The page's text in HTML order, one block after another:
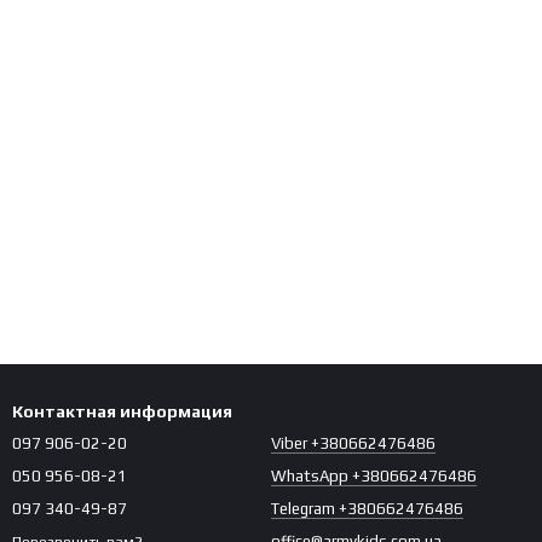
Контактная информация
097 906-02-20
050 956-08-21
097 340-49-87
Viber +380662476486
WhatsApp +380662476486
Telegram +380662476486